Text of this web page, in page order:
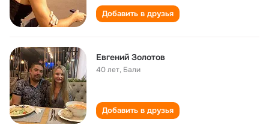
Добавить в друзья
Евгений Золотов
40 лет, Бали
Добавить в друзья